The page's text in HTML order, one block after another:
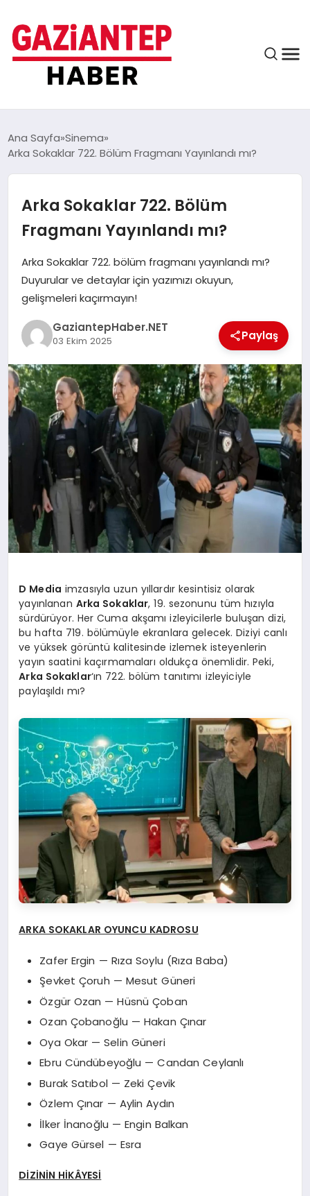
ASAYIŞ
FINANS
KÜLTÜR VE SANAT
MAGAZIN
SPOR
SIYASET
DIĞER
Ana Sayfa Sinema
Arka Sokaklar 722. Bölüm Fragmanı Yayınlandı mı?
Arka Sokaklar 722. Bölüm
Fragmanı Yayınlandı mı?
Arka Sokaklar 722. bölüm fragmanı yayınlandı mı?
Duyurular ve detaylar için yazımızı okuyun,
gelişmeleri kaçırmayın!
GaziantepHaber.NET
03 Ekim 2025 Paylaş
D Media imzasıyla uzun yıllardır kesintisiz olarak
yayınlanan Arka Sokaklar, 19. sezonunu tüm hızıyla
sürdürüyor. Her Cuma akşamı izleyicilerle buluşan dizi,
bu hafta 719. bölümüyle ekranlara gelecek. Diziyi canlı
ve yüksek görüntü kalitesinde izlemek isteyenlerin
yayın saatini kaçırmamaları oldukça önemlidir. Peki,
Arka Sokaklar‘ın 722. bölüm tanıtımı izleyiciyle
paylaşıldı mı?
ARKA SOKAKLAR OYUNCU KADROSU
Zafer Ergin — Rıza Soylu (Rıza Baba)
Şevket Çoruh — Mesut Güneri
Özgür Ozan — Hüsnü Çoban
Ozan Çobanoğlu — Hakan Çınar
Oya Okar — Selin Güneri
Ebru Cündübeyoğlu — Candan Ceylanlı
Burak Satıbol — Zeki Çevik
Özlem Çınar — Aylin Aydın
İlker İnanoğlu — Engin Balkan
Gaye Gürsel — Esra
DİZİNİN HİKÂYESİ